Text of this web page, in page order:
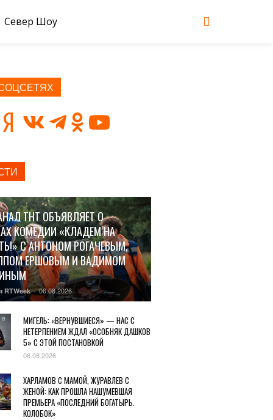
Север Шоу
ТНТ ОБЪЯВЛЯЕТ О
КОМЕДИИ «КЛАДЕМ НА
С АНТОНОМ РОГАЧЕВЫМ,
ЕРШОВЫМ И ВАДИМОМ
RTWeek - 06.08.2026
МИГЕЛЬ: «ВЕРНУВШИЕСЯ» — НАС С
НЕТЕРПЕНИЕМ ЖДАЛ «ОСОБНЯК ДАШКОВ
5» С ЭТОЙ ПОСТАНОВКОЙ
06.08.2026
ХАРЛАМОВ С МАМОЙ, ЖУРАВЛЕВ С
ЖЕНОЙ: КАК ПРОШЛА НАШУМЕВШАЯ
ПРЕМЬЕРА «ПОСЛЕДНИЙ БОГАТЫРЬ.
КОЛОБОК»